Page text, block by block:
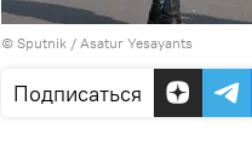
© Sputnik / Asatur Yesayants
Подписаться